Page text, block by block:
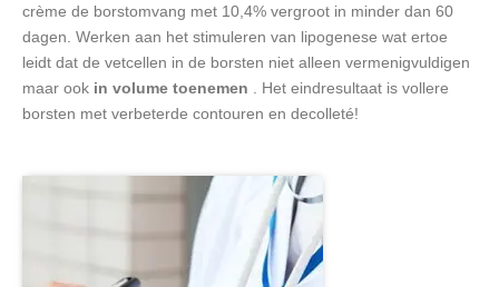
crème de borstomvang met 10,4% vergroot in minder dan 60
dagen. Werken aan het stimuleren van lipogenese wat ertoe
leidt dat de vetcellen in de borsten niet alleen vermenigvuldigen
maar ook in volume toenemen . Het eindresultaat is vollere
borsten met verbeterde contouren en decolleté!